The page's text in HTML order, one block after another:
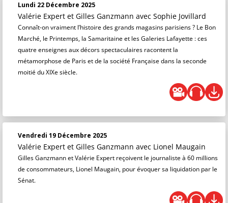
Lundi 22 Décembre 2025
Valérie Expert et Gilles Ganzmann avec Sophie Jovillard
Connaît-on vraiment l’histoire des grands magasins parisiens ? Le Bon
Marché, le Printemps, la Samaritaine et les Galeries Lafayette : ces
quatre enseignes aux décors spectaculaires racontent la
métamorphose de Paris et de la société Française dans la seconde
moitié du XIXe siècle.
Vendredi 19 Décembre 2025
Valérie Expert et Gilles Ganzmann avec Lionel Maugain
Gilles Ganzmann et Valérie Expert reçoivent le journaliste à 60 millions
de consommateurs, Lionel Maugain, pour évoquer sa liquidation par le
Sénat.